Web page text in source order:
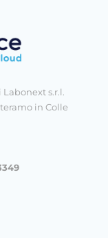
s.r.l.
in Colle